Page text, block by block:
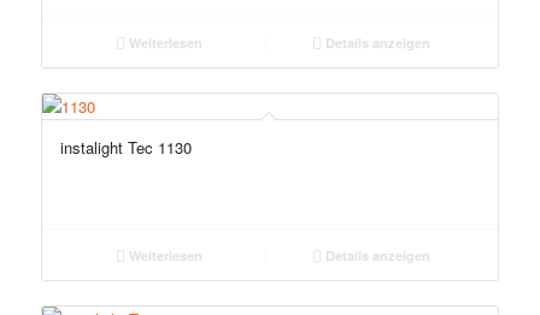
Weiterlesen Details anzeigen
instalight Tec 1130
Weiterlesen Details anzeigen